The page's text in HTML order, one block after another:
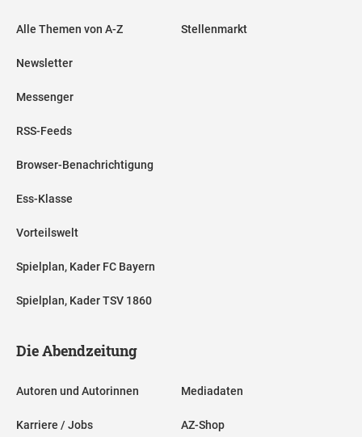
Alle Themen von A-Z
Newsletter
Messenger
RSS-Feeds
Browser-Benachrichtigung
Ess-Klasse
Vorteilswelt
Spielplan, Kader FC Bayern
Spielplan, Kader TSV 1860
Stellenmarkt
Die Abendzeitung
Autoren und Autorinnen
Karriere / Jobs
Mediadaten
AZ-Shop